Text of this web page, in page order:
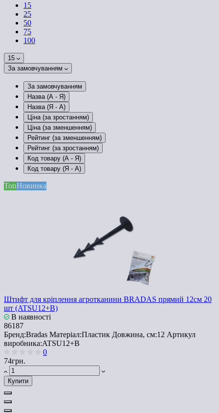
15
25
50
75
100
15
За замовчуванням
За замовчуванням
Назва (А - Я)
Назва (Я - А)
Ціна (за зростанням)
Ціна (за зменшенням)
Рейтинг (за зменшенням)
Рейтинг (за зростанням)
Код товару (А - Я)
Код товару (Я - А)
ТопНовинка
Штифт для кріплення агротканини BRADAS прямий 12см 20
шт (ATSU12+B)
В наявності
86187
Бренд:Bradas Матеріал:Пластик Довжина, см:12 Артикул
виробника:ATSU12+B
0
74грн.
Купити